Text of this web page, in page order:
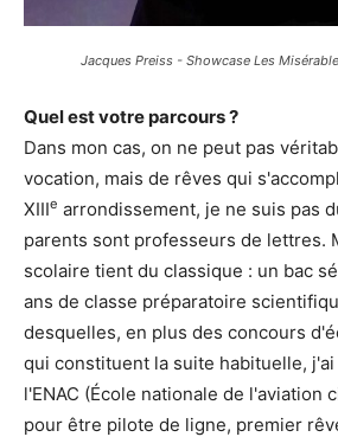
Jacques Preiss - Showcase Les
Quel est votre parcours ?
Dans mon cas, on ne peut pas
vocation, mais de rêves qui
XIIIe arrondissement, je ne suis pas
parents sont professeurs de lettres.
scolaire tient du classique : un bac
ans de classe préparatoire
desquelles, en plus des concours
qui constituent la suite habituelle,
l'ENAC (École nationale de l'aviation
pour être pilote de ligne, premier